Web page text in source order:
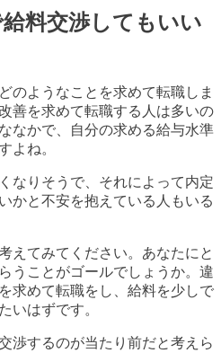
料交渉してもいい
のようなことを求めて転職しま
善を求めて転職する人は多いの
なかで、自分の求める給与水準
よね。
なりそうで、それによって内定
かと不安を抱えている人もいる
えてみてください。あなたにと
うことがゴールでしょうか。違
求めて転職をし、給料を少しで
いはずです。
渉するのが当たり前だと考えら